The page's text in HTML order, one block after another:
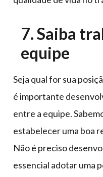
7. Saiba
equipe
Seja qual for sua
é importante
entre a equipe.
estabelecer uma boa
Não é preciso
essencial adotar uma